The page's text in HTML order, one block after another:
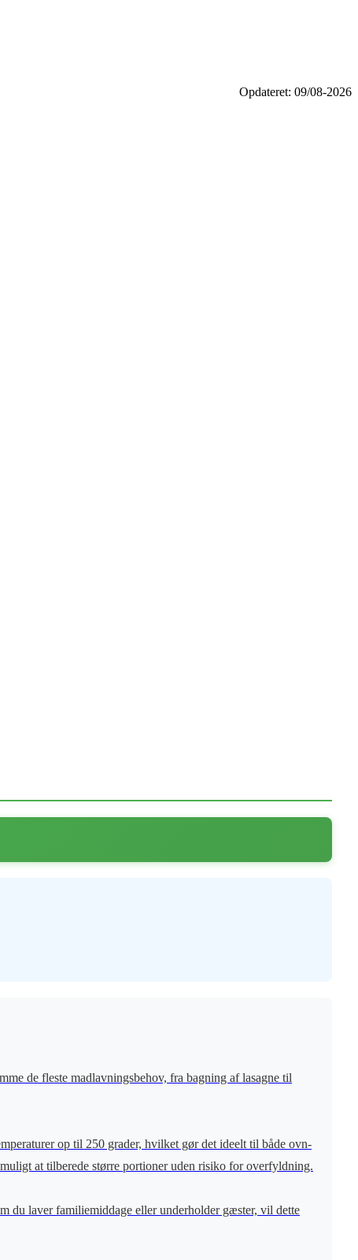
Opdateret: 09/08-2026
de fleste madlavningsbehov, fra bagning af lasagne til
op til 250 grader, hvilket gør det ideelt til både ovn-
at tilberede større portioner uden risiko for overfyldning.
du laver familiemiddage eller underholder gæster, vil dette